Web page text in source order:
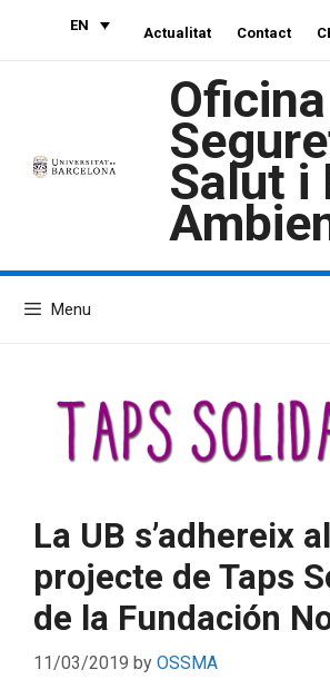
EN Actualitat Contact
Salut i
Menu
La UB s’adhereix al
projecte de Taps
de la Fundación
11/03/2019 by OSSMA